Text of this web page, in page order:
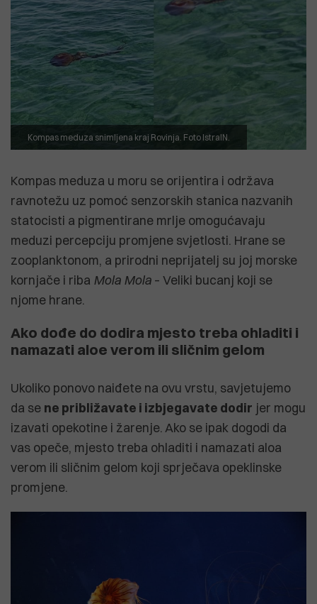
Kompas meduza snimljena kraj Rovinja. Foto IstraIN.
Kompas meduza u moru se orijentira i održava
ravnotežu uz pomoć senzorskih stanica nazvanih
statocisti a pigmentirane mrlje omogućavaju
meduzi percepciju promjene svjetlosti. Hrane se
zooplanktonom, a prirodni neprijatelj su joj morske
kornjače i riba Mola Mola – Veliki bucanj koji se
njome hrane.
Ako dođe do dodira mjesto treba ohladiti i
namazati aloe verom ili sličnim gelom
Ukoliko ponovo naiđete na ovu vrstu, savjetujemo
da se ne približavate i izbjegavate dodir jer mogu
izavati opekotine i žarenje. Ako se ipak dogodi da
vas opeče, mjesto treba ohladiti i namazati aloa
verom ili sličnim gelom koji sprječava opeklinske
promjene.